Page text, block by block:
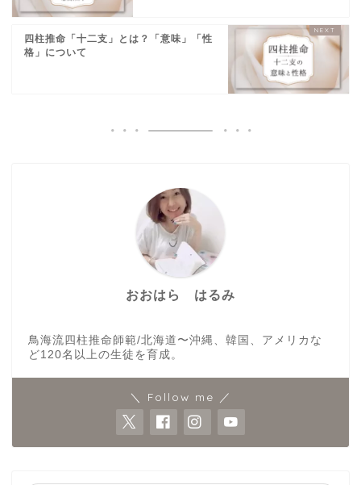
四柱推命「十二支」とは？「意味」「性
格」について
おおはら はるみ
鳥海流四柱推命師範/北海道〜沖縄、韓国、アメリカな
ど120名以上の生徒を育成。
＼ Follow me ／